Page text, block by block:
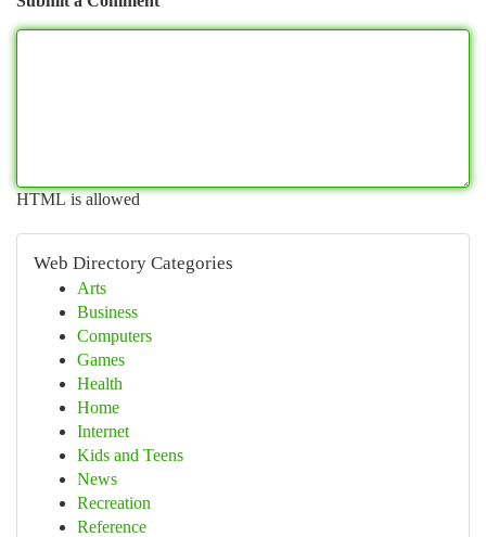
HTML is allowed
Web Directory Categories
Arts
Business
Computers
Games
Health
Home
Internet
Kids and Teens
News
Recreation
Reference